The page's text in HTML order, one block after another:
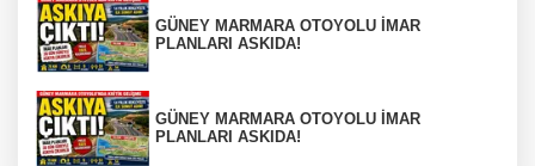
GÜNEY MARMARA OTOYOLU İMAR
PLANLARI ASKIDA!
GÜNEY MARMARA OTOYOLU İMAR
PLANLARI ASKIDA!